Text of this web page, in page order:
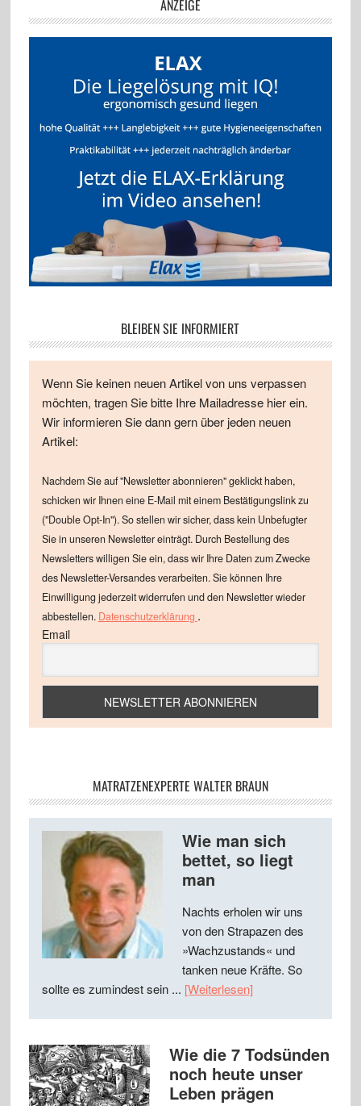
ANZEIGE
BLEIBEN SIE INFORMIERT
Wenn Sie keinen neuen Artikel von uns verpassen
möchten, tragen Sie bitte Ihre Mailadresse hier ein.
Wir informieren Sie dann gern über jeden neuen
Artikel:
Nachdem Sie auf "Newsletter abonnieren" geklickt haben,
schicken wir Ihnen eine E-Mail mit einem Bestätigungslink zu
("Double Opt-In"). So stellen wir sicher, dass kein Unbefugter
Sie in unseren Newsletter einträgt. Durch Bestellung des
Newsletters willigen Sie ein, dass wir Ihre Daten zum Zwecke
des Newsletter-Versandes verarbeiten. Sie können Ihre
Einwilligung jederzeit widerrufen und den Newsletter wieder
abbestellen. Datenschutzerklärung .
Email
MATRATZENEXPERTE WALTER BRAUN
Wie man sich
bettet, so liegt
man
Nachts erholen wir uns
von den Strapazen des
»Wachzustands« und
tanken neue Kräfte. So
sollte es zumindest sein ... [Weiterlesen]
Wie die 7 Todsünden
noch heute unser
Leben prägen